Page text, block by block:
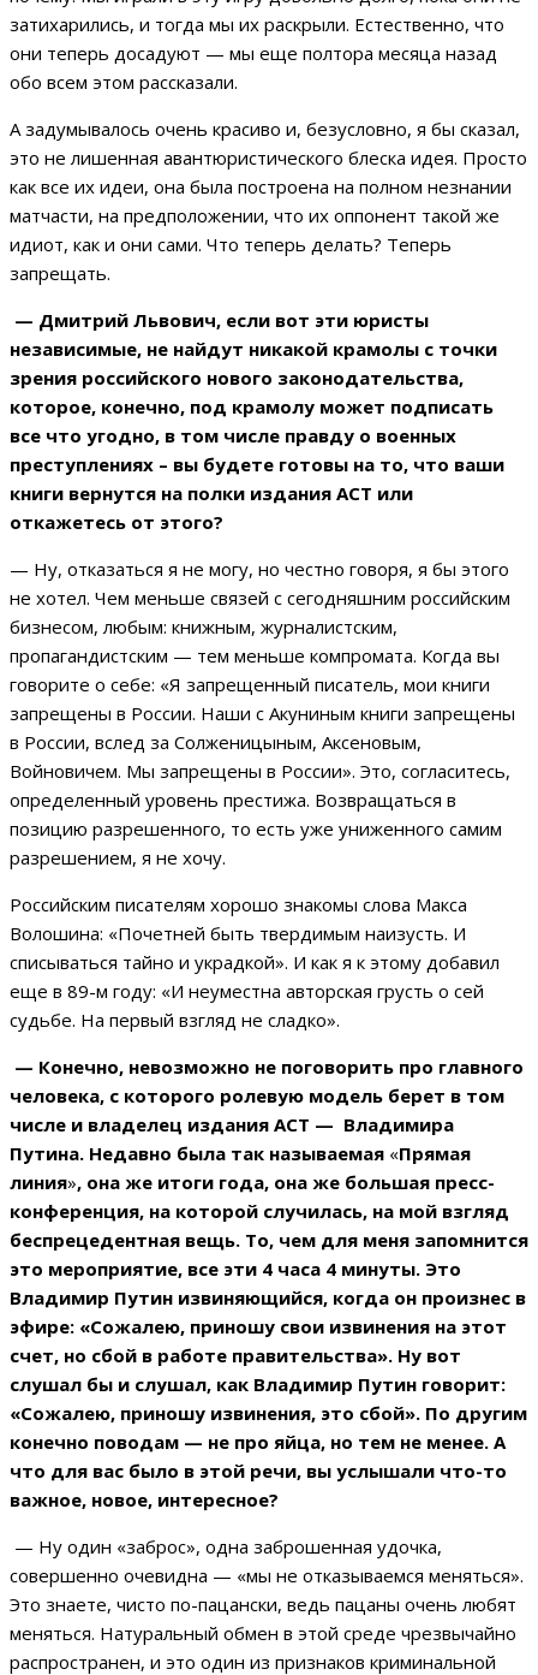
затихарились, и тогда мы их раскрыли. Естественно, что
они теперь досадуют — мы еще полтора месяца назад
обо всем этом рассказали.
А задумывалось очень красиво и, безусловно, я бы сказал,
это не лишенная авантюристического блеска идея. Просто
как все их идеи, она была построена на полном незнании
матчасти, на предположении, что их оппонент такой же
идиот, как и они сами. Что теперь делать? Теперь
запрещать.
— Дмитрий Львович, если вот эти юристы
независимые, не найдут никакой крамолы с точки
зрения российского нового законодательства,
которое, конечно, под крамолу может подписать
все что угодно, в том числе правду о военных
преступлениях – вы будете готовы на то, что ваши
книги вернутся на полки издания АСТ или
откажетесь от этого?
— Ну, отказаться я не могу, но честно говоря, я бы этого
не хотел. Чем меньше связей с сегодняшним российским
бизнесом, любым: книжным, журналистским,
пропагандистским — тем меньше компромата. Когда вы
говорите о себе: «Я запрещенный писатель, мои книги
запрещены в России. Наши с Акуниным книги запрещены
в России, вслед за Солженицыным, Аксеновым,
Войновичем. Мы запрещены в России». Это, согласитесь,
определенный уровень престижа. Возвращаться в
позицию разрешенного, то есть уже униженного самим
разрешением, я не хочу.
Российским писателям хорошо знакомы слова Макса
Волошина: «Почетней быть твердимым наизусть. И
списываться тайно и украдкой». И как я к этому добавил
еще в 89-м году: «И неуместна авторская грусть о сей
судьбе. На первый взгляд не сладко».
— Конечно, невозможно не поговорить про главного
человека, с которого ролевую модель берет в том
числе и владелец издания АСТ — Владимира
Путина. Недавно была так называемая «Прямая
линия», она же итоги года, она же большая пресс-
конференция, на которой случилась, на мой взгляд
беспрецедентная вещь. То, чем для меня запомнится
это мероприятие, все эти 4 часа 4 минуты. Это
Владимир Путин извиняющийся, когда он произнес в
эфире: «Сожалею, приношу свои извинения на этот
счет, но сбой в работе правительства». Ну вот
слушал бы и слушал, как Владимир Путин говорит:
«Сожалею, приношу извинения, это сбой». По другим
конечно поводам — не про яйца, но тем не менее. А
что для вас было в этой речи, вы услышали что-то
важное, новое, интересное?
— Ну один «заброс», одна заброшенная удочка,
совершенно очевидна — «мы не отказываемся меняться».
Это знаете, чисто по-пацански, ведь пацаны очень любят
меняться. Натуральный обмен в этой среде чрезвычайно
распространен, и это один из признаков криминальной